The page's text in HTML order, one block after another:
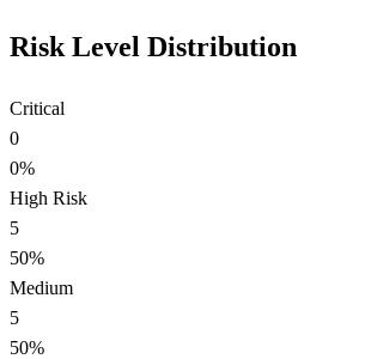
Risk Level Distribution
Critical
0
0%
High Risk
5
50%
Medium
5
50%